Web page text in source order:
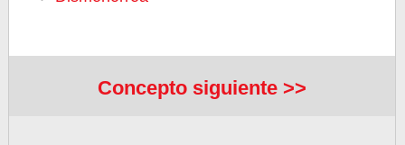
Concepto siguiente >>